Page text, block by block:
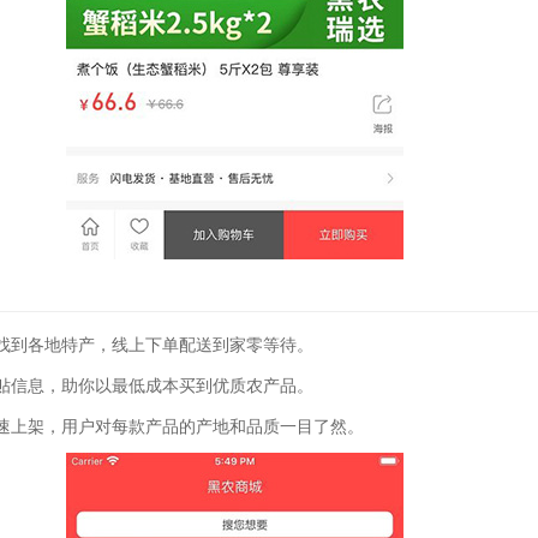
各地特产，线上下单配送到家零等待。
息，助你以最低成本买到优质农产品。
架，用户对每款产品的产地和品质一目了然。